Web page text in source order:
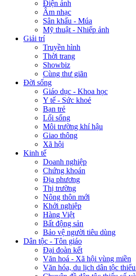
Điện ảnh
Âm nhạc
Sân khấu - Múa
Mỹ thuật - Nhiếp ảnh
Giải trí
Truyền hình
Thời trang
Showbiz
Cùng thư giãn
Đời sống
Giáo dục - Khoa học
Y tế - Sức khoẻ
Bạn trẻ
Lối sống
Môi trường khí hậu
Giao thông
Xã hội
Kinh tế
Doanh nghiệp
Chứng khoán
Địa phương
Thị trường
Nông thôn mới
Khởi nghiệp
Hàng Việt
Bất động sản
Bảo vệ người tiêu dùng
Dân tộc - Tôn giáo
Đại đoàn kết
Văn hoá - Xã hội vùng miền
Văn hóa, du lịch dân tộc